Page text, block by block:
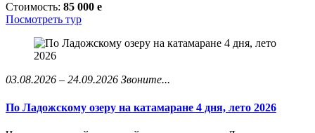
Стоимость: 85 000 e
Посмотреть тур
03.08.2026 – 24.09.2026 Звоните...
По Ладожскому озеру на катамаране 4 дня, лето 2026